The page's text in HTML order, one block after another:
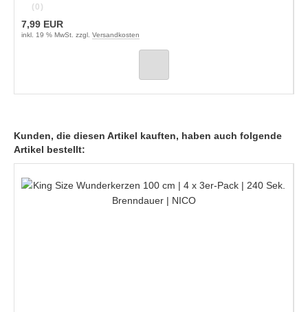
(0)
7,99 EUR
inkl. 19 % MwSt. zzgl. Versandkosten
Kunden, die diesen Artikel kauften, haben auch folgende
Artikel bestellt: